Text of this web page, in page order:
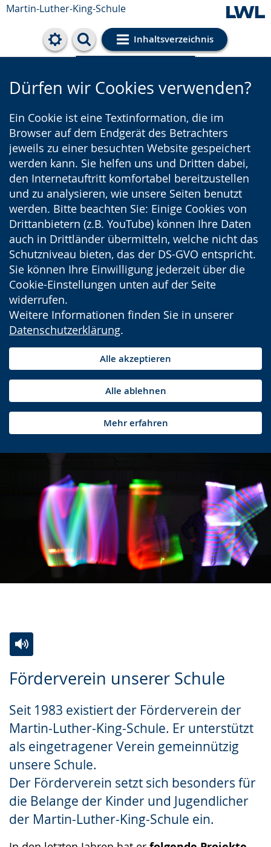
Martin-Luther-King-Schule
Inhaltsverzeichnis
Cookie-Einstellungen
Dürfen wir Cookies verwenden?
Ein Cookie ist eine Textinformation, die im
Browser auf dem Endgerät des Betrachters
jeweils zu einer besuchten Website gespeichert
werden kann. Sie helfen uns und Dritten dabei,
den Internetauftritt komfortabel bereitzustellen
und zu analysieren, wie unsere Seiten benutzt
werden. Bitte beachten Sie: Einige Cookies von
Drittanbietern (z.B. YouTube) können Ihre Daten
auch in Drittländer übermitteln, welche nicht das
Schutzniveau bieten, das der DS-GVO entspricht.
Sie können Ihre Einwilligung jederzeit über die
Cookie-Einstellungen unten auf der Seite
widerrufen.
Weitere Informationen finden Sie in unserer
Datenschutzerklärung.
Alle akzeptieren
Alle ablehnen
Mehr erfahren
Förderverein unserer Schule
Seit 1983 existiert der Förderverein der
Martin-Luther-King-Schule. Er unterstützt
als eingetragener Verein gemeinnützig
unsere Schule.
Der Förderverein setzt sich besonders für
die Belange der Kinder und Jugendlicher
der Martin-Luther-King-Schule ein.
Leichten
wechseln.
Audio-
Video
Deutscher
Gebärdensprache
wird
angezeigt.